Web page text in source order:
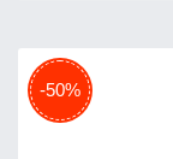
-50%